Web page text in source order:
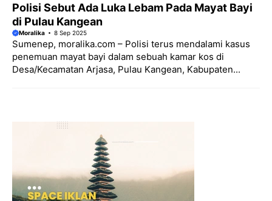
Polisi Sebut Ada Luka Lebam Pada Mayat Bayi
di Pulau Kangean
Moralika 8 Sep 2025
Sumenep, moralika.com – Polisi terus mendalami kasus
penemuan mayat bayi dalam sebuah kamar kos di
Desa/Kecamatan Arjasa, Pulau Kangean, Kabupaten...